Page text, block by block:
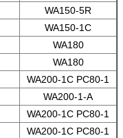
WA150-5R
WA150-1C
WA180
WA180
WA200-1C PC80-1
WA200-1-A
WA200-1C PC80-1
WA200-1C PC80-1